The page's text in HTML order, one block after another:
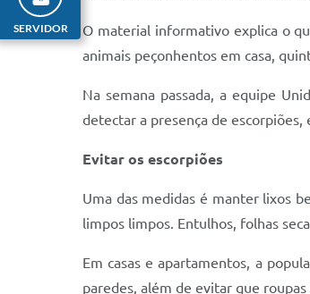
SERVIDOR
O material informativo explica o
animais peçonhentos em casa,
Na semana passada, a equipe
detectar a presença de
Evitar os escorpiões
Uma das medidas é manter lixos
limpos limpos. Entulhos, folhas
Em casas e apartamentos, a
paredes, além de evitar que